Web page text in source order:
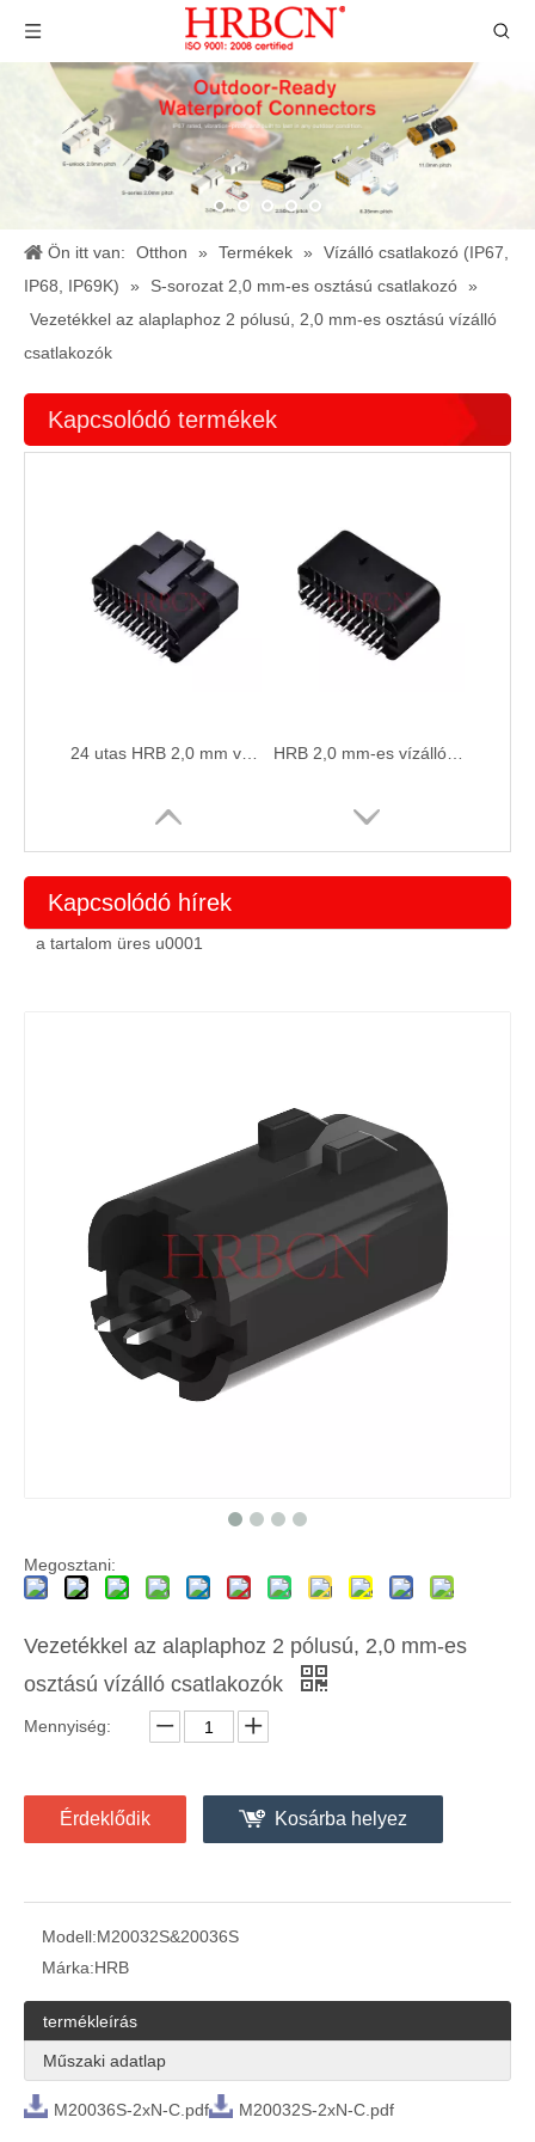
Ön itt van: Otthon » Termékek »
Vízálló csatlakozó (IP67,
IP68, IP69K)
» S-sorozat 2,0 mm-es osztású csatlakozó »
Vezetékkel az alaplaphoz 2 pólusú, 2,0 mm-es osztású vízálló
csatlakozók
Kapcsolódó termékek
Kapcsolódó hírek
a tartalom üres u0001
Megosztani:
Vezetékkel az alaplaphoz 2 pólusú, 2,0 mm-es
osztású vízálló csatlakozók
Mennyiség:
Érdeklődik Kosárba helyez
Modell:M20032S&20036S
Márka:HRB
termékleírás
Műszaki adatlap
M20036S-2xN-C.pdf M20032S-2xN-C.pdf